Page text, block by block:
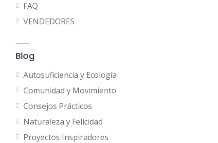
FAQ
VENDEDORES
Blog
Autosuficiencia y Ecología
Comunidad y Movimiento
Consejos Prácticos
Naturaleza y Felicidad
Proyectos Inspiradores